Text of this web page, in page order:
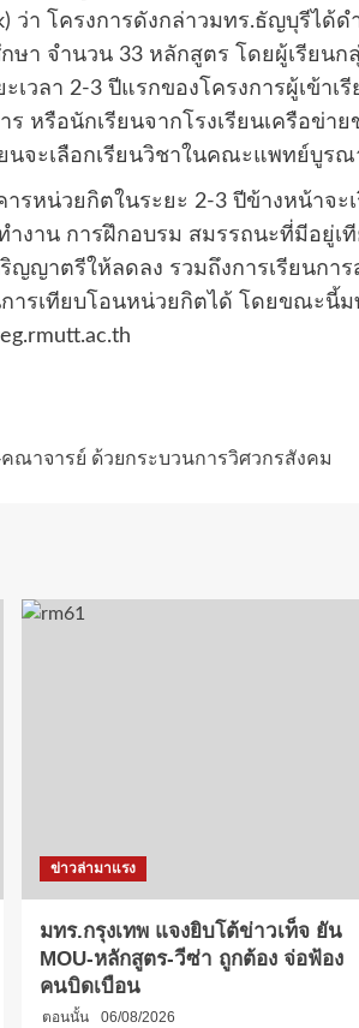
ว่า โครงการดังกล่าวมทร.ธัญบุรีไ
า จำนวน 33 หลักสูตร โดยผู้เรียน
วลา 2-3 ปีแรกของโครงการผู้เข้า
หรือนักเรียนจากโรงเรียนเครือข่
นจะเลือกเรียนวิชาในคณะแพทย์บูร
รหน่วยกิตในระยะ 2-3 ปีข้างหน้าจ
าน การฝึกอบรม สมรรถนะที่มีอยู่เ
ริญญาตรีให้ลดลง รวมถึงการเรียนก
รเทียบโอนหน่วยกิตได้ โดยขณะนี้ม
ณาจารย์ ด้วยกระบวนการวิศวกรสังคม
ข่าวล่ามาแรง
มทร.กรุงเทพ แจงยิบโต้ข่าวเท็จ ยัน
MOU-หลักสูตร-วีซ่า ถูกต้อง จ่อฟ้อง
คนบิดเบือน
ตอนนั้น 06/08/2026